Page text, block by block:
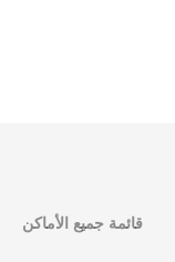
قائمة جميع الأماكن